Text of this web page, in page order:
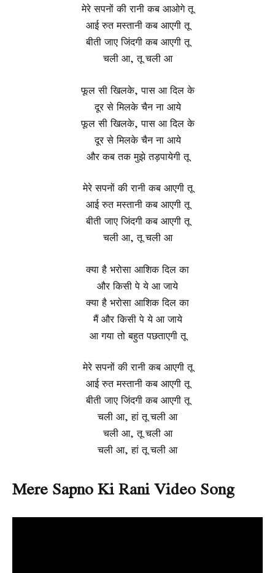
मेरे सपनों की रानी कब आओगे तू
आई रुत मस्तानी कब आएगी तू
बीती जाए जिंदगी कब आएगी तू
चली आ, तू चली आ
फूल सी खिलके, पास आ दिल के
दूर से मिलके चैन ना आये
फूल सी खिलके, पास आ दिल के
दूर से मिलके चैन ना आये
और कब तक मुझे तड़पायेगी तू
मेरे सपनों की रानी कब आएगी तू
आई रुत मस्तानी कब आएगी तू
बीती जाए जिंदगी कब आएगी तू
चली आ, तू चली आ
क्या है भरोसा आशिक दिल का
और किसी पे ये आ जाये
क्या है भरोसा आशिक दिल का
मैं और किसी पे ये आ जाये
आ गया तो बहुत पछताएगी तू
मेरे सपनों की रानी कब आएगी तू
आई रुत मस्तानी कब आएगी तू
बीती जाए जिंदगी कब आएगी तू
चली आ, हां तू चली आ
चली आ, तू चली आ
चली आ, हां तू चली आ
Mere Sapno Ki Rani Video Song